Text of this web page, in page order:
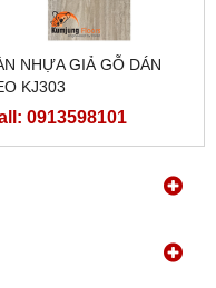
NHỰA GIẢ GỖ DÁN
KJ303
0913598101